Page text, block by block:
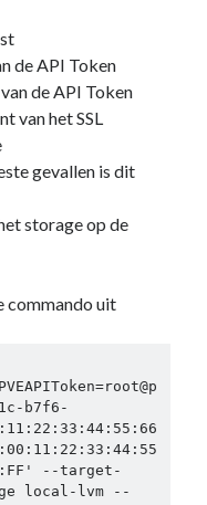
de API Token
de API Token
van het SSL
gevallen is dit
storage op de
commando uit
b7f6-
--target-
local-lvm --